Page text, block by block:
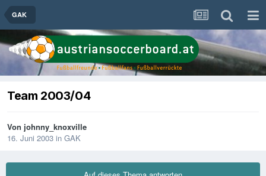
GAK
Team 2003/04
Von johnny_knoxville
16. Juni 2003 in GAK